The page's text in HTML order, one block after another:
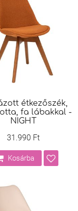
étkezőszék,
fa lábakkal -
NIGHT
31.990 Ft
Kosárba